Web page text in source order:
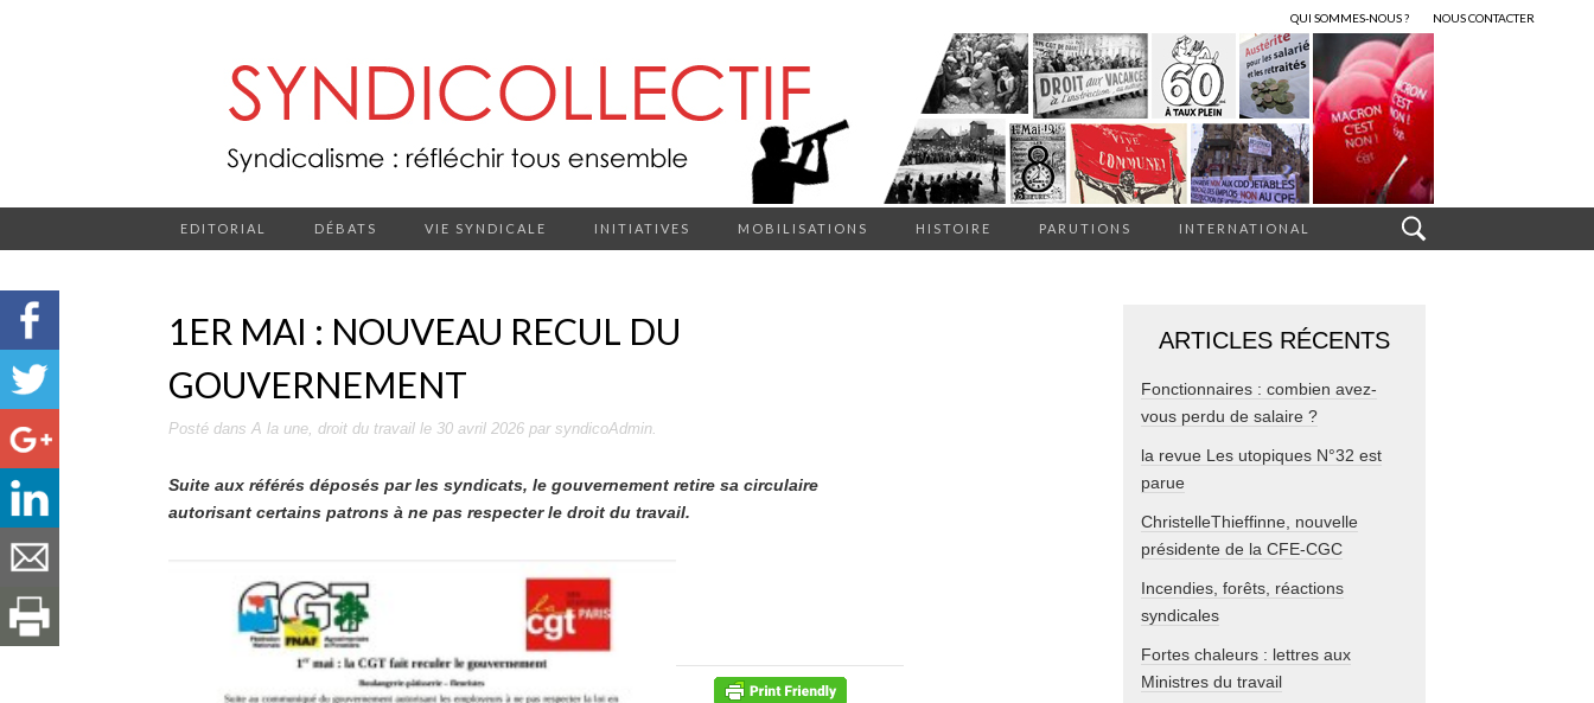
QUI SOMMES-NOUS ? NOUS CONTACTER
EDITORIAL DÉBATS VIE SYNDICALE INITIATIVES MOBILISATIONS HISTOIRE PARUTIONS INTERNATIONAL
1ER MAI : NOUVEAU RECUL DU
GOUVERNEMENT
Posté dans A la une, droit du travail le 30 avril 2026 par syndicoAdmin.
Suite aux référés déposés par les syndicats, le gouvernement retire sa circulaire
autorisant certains patrons à ne pas respecter le droit du travail.
ARTICLES RÉCENTS
Fonctionnaires : combien avez-
vous perdu de salaire ?
la revue Les utopiques N°32 est
parue
ChristelleThieffinne, nouvelle
présidente de la CFE-CGC
Incendies, forêts, réactions
syndicales
Fortes chaleurs : lettres aux
Ministres du travail